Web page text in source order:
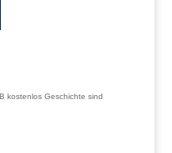
kostenlos Geschichte sind